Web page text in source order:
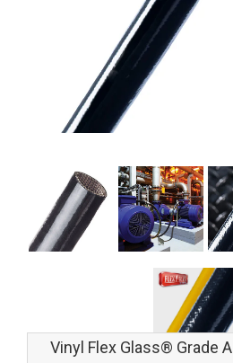
Vinyl Flex Glass® Grade A